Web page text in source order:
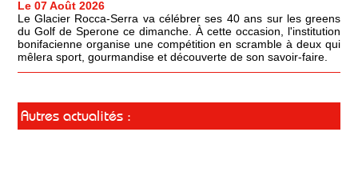
Le 07 Août 2026
Le Glacier Rocca-Serra va célébrer ses 40 ans sur les greens
du Golf de Sperone ce dimanche. À cette occasion, l'institution
bonifacienne organise une compétition en scramble à deux qui
mêlera sport, gourmandise et découverte de son savoir-faire.
Autres actualités :